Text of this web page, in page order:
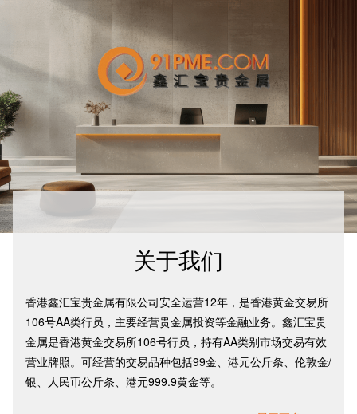
关于我们
香港鑫汇宝贵金属有限公司安全运营12年，是香港黄金交易所
106号AA类行员，主要经营贵金属投资等金融业务。鑫汇宝贵
金属是香港黄金交易所106号行员，持有AA类别市场交易有效
营业牌照。可经营的交易品种包括99金、港元公斤条、伦敦金/
银、人民币公斤条、港元999.9黄金等。